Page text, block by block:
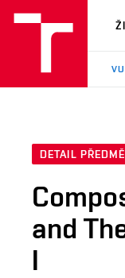
DETAIL
and
I